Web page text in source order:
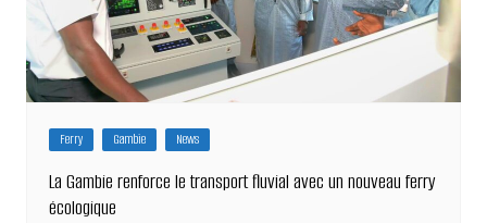
Ferry Gambie News
La Gambie renforce le transport fluvial avec un nouveau ferry
écologique